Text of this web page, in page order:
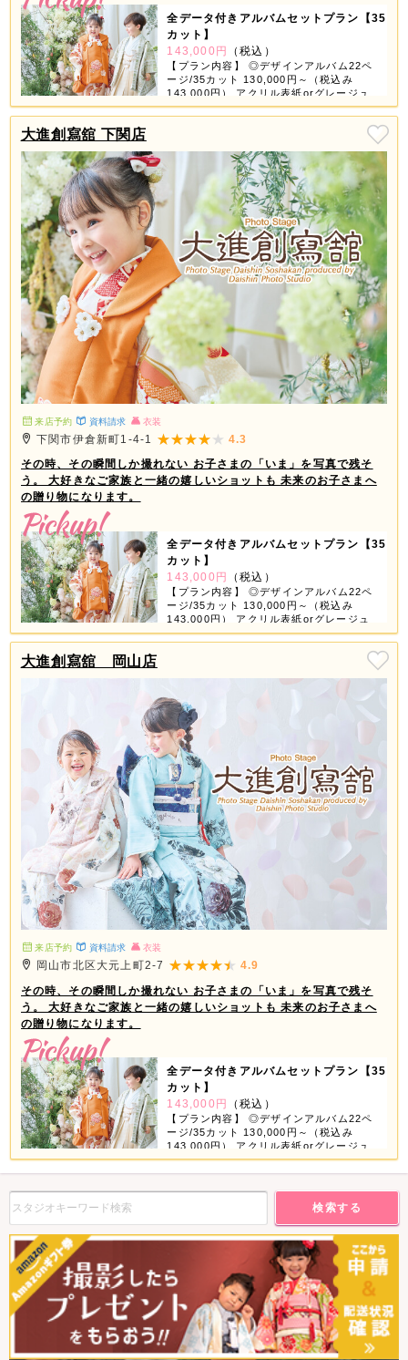
全データ付きアルバムセットプラン【35
カット】
143,000円
（税込）
【プラン内容】 ◎デザインアルバム22ペ
ージ/35カット 130,000円～（税込み
143,000円） アクリル表紙orグレージュ
表紙orちりめん表紙が選べちゃう！ 【デ
ータ】 ◎スマホ対応USB 撮影全データ
付き 【商品グッズ】 ◎6つの中から3つ選
フレーム（大・小2個） ③ホワイトフレー
ム（4コマ） ④フォトブロック（4個） ⑤
タテフレーム（大・小2個） ⑥A3プリン
ト 2ページ3カット追加で11,000円（税込
み12,100円） ※全データ付きアルバムセ
ットはお一人様写し対象です。
大進創寫舘 下関店
来店予約 資料請求 衣装
下関市伊倉新町1-4-1
4.3
その時、その瞬間しか撮れない お子さまの「いま」を写真で残そ
う。 大好きなご家族と一緒の嬉しいショットも 未来のお子さまへ
の贈り物になります。
全データ付きアルバムセットプラン【35
カット】
143,000円
（税込）
【プラン内容】 ◎デザインアルバム22ペ
ージ/35カット 130,000円～（税込み
143,000円） アクリル表紙orグレージュ
表紙orちりめん表紙が選べちゃう！ 【デ
付き 【商品グッズ】 ◎6つの中から3つ選
フレーム（大・小2個） ③ホワイトフレー
ム（4コマ） ④フォトブロック（4個） ⑤
タテフレーム（大・小2個） ⑥A3プリン
ト 2ページ3カット追加で11,000円（税込
み12,100円） ※全データ付きアルバムセ
ットはお一人様写し対象です。
大進創寫舘 岡山店
来店予約 資料請求 衣装
岡山市北区大元上町2-7
4.9
その時、その瞬間しか撮れない お子さまの「いま」を写真で残そ
う。 大好きなご家族と一緒の嬉しいショットも 未来のお子さまへ
の贈り物になります。
全データ付きアルバムセットプラン【35
カット】
143,000円
（税込）
【プラン内容】 ◎デザインアルバム22ペ
ージ/35カット 130,000円～（税込み
143,000円） アクリル表紙orグレージュ
表紙orちりめん表紙が選べちゃう！ 【デ
ータ】 ◎スマホ対応USB 撮影全データ
べる ①ミニデザインアルバム ②スクエア
フレーム（大・小2個） ③ホワイトフレー
ム（4コマ） ④フォトブロック（4個） ⑤
タテフレーム（大・小2個） ⑥A3プリン
ト 2ページ3カット追加で11,000円（税込
み12,100円） ※全データ付きアルバムセ
ットはお一人様写し対象です。
検索する